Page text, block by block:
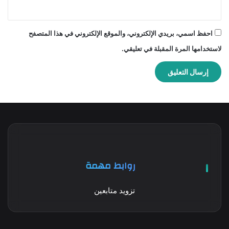
احفظ اسمي، بريدي الإلكتروني، والموقع الإلكتروني في هذا المتصفح
لاستخدامها المرة المقبلة في تعليقي.
روابط مهمة
تزويد متابعين